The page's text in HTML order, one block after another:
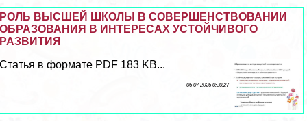
РОЛЬ ВЫСШЕЙ ШКОЛЫ В СОВЕРШЕНСТВОВАНИИ
ОБРАЗОВАНИЯ В ИНТЕРЕСАХ УСТОЙЧИВОГО
РАЗВИТИЯ
Статья в формате PDF 183 KB...
06 07 2026 0:30:27